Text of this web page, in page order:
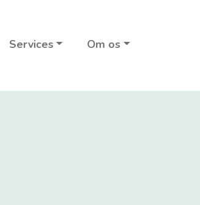
Services Om os